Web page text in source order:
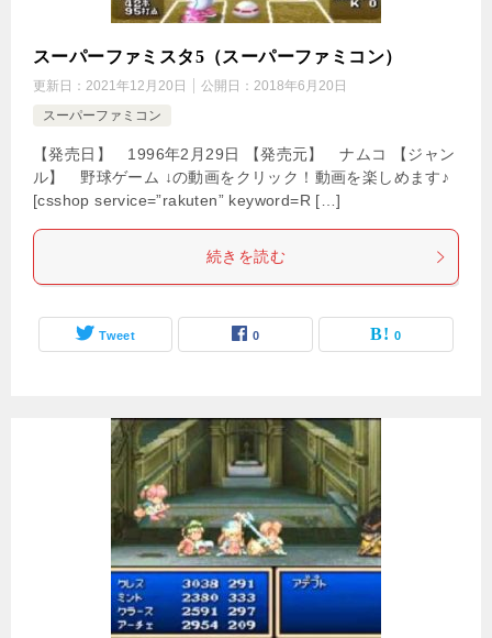
スーパーファミスタ5（スーパーファミコン）
更新日： 2021年12月20日 公開日： 2018年6月20日
スーパーファミコン
【発売日】 1996年2月29日 【発売元】 ナムコ 【ジャン
ル】 野球ゲーム ↓の動画をクリック！動画を楽しめます♪
[csshop service=”rakuten” keyword=R […]
続きを読む
Tweet 0 0